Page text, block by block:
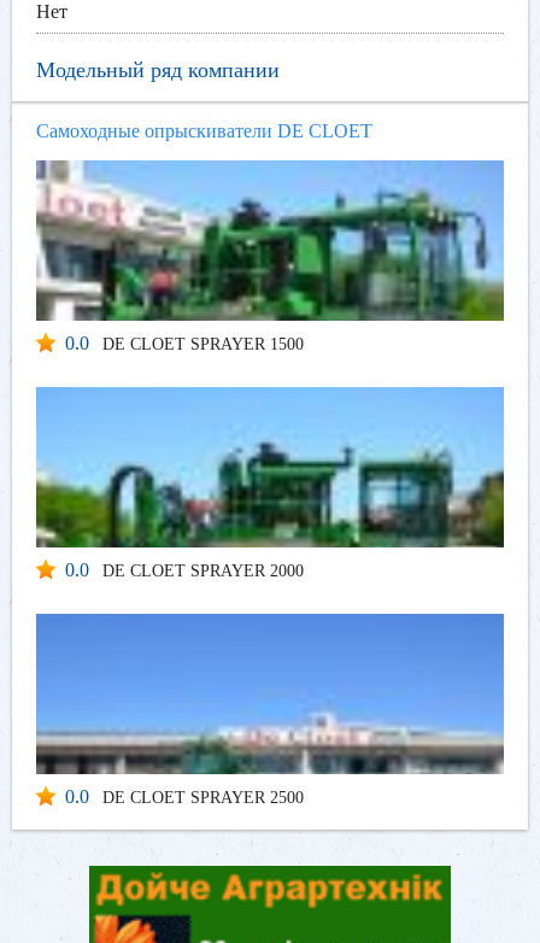
Нет
Модельный ряд компании
Самоходные опрыскиватели DE CLOET
0.0 DE CLOET SPRAYER 1500
0.0 DE CLOET SPRAYER 2000
0.0 DE CLOET SPRAYER 2500